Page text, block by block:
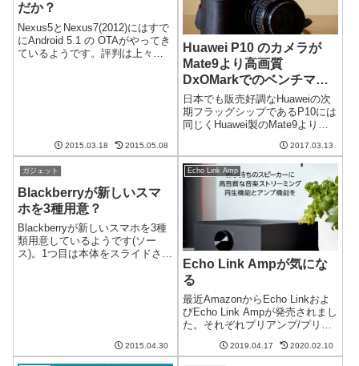
だか？
Nexus5とNexus7(2012)にはすで
にAndroid 5.1 の OTAがやってき
ているようです。評判は上々の
2015.03.18 2015.05.08
Huawei P10 のカメラが
Mate9より高画質
DxOMarkでのベンチマー
クにおいて
日本でも販売好調なHuaweiの次
期フラッグシップであるP10には
同じくHuawei製のMate9よりも
す。どうやら、その画質はMate9
よりも良いようです。フラッグ
シップモデルのP10先日の
MWC2017で発表さ...
2017.03.13
ガジェット
Blackberryが新しいスマ
ホを3種用意？
Blackberryが新しいスマホを3種
類用意しているようです(ソー
ス)。1つ目は本体をスライドさせ
2015.04.30
Echo Link Amp
Echo Link Ampが気にな
る
最近AmazonからEcho Linkおよ
びEcho Link Ampが発売されまし
た。それぞれプリアンプ/プリメ
が、個人的にツボに入ったので
2019.04.17 2020.02.10